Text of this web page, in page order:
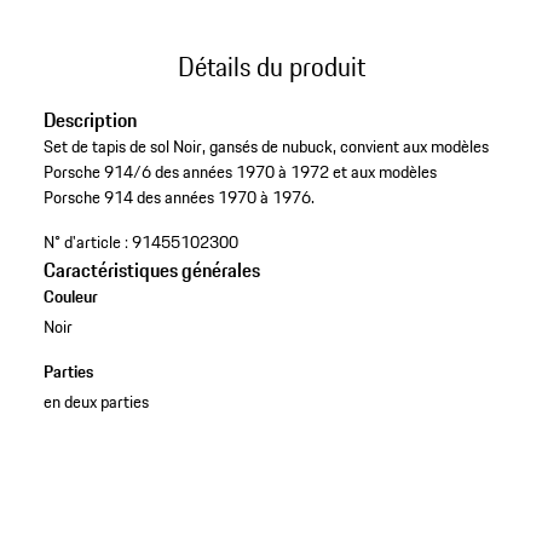
Détails du produit
Description
Set de tapis de sol Noir, gansés de nubuck, convient aux modèles
Porsche 914/6 des années 1970 à 1972 et aux modèles
Porsche 914 des années 1970 à 1976.
N° d'article :91455102300
Caractéristiques générales
Couleur
Noir
Parties
en deux parties